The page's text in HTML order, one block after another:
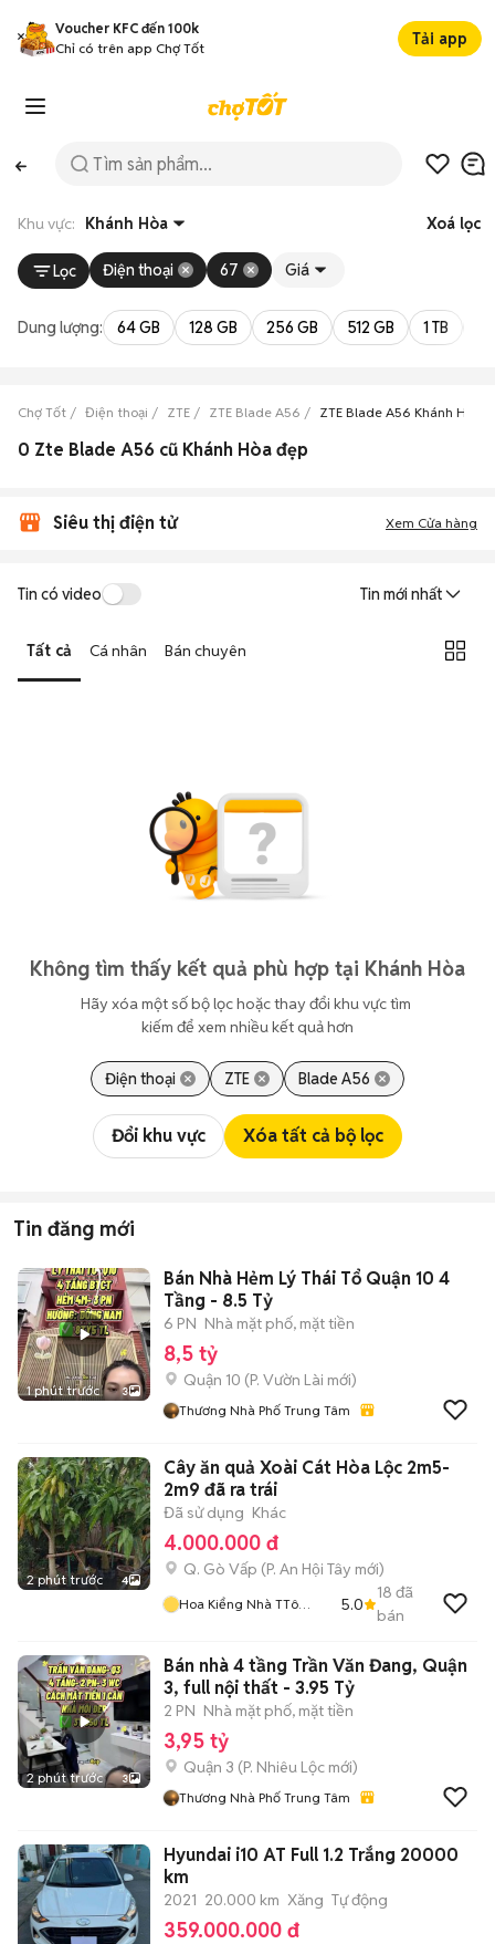
Voucher KFC đến 100k
Chỉ có trên app Chợ Tốt
Tải app
Khu vực: Khánh Hòa Xoá lọc
Lọc Điện thoại 67 Giá
Dung lượng: 64 GB 128 GB 256 GB 512 GB 1 TB
Chợ Tốt Điện thoại ZTE ZTE Blade A56 ZTE Blade A56 Khánh Hòa
0 Zte Blade A56 cũ Khánh Hòa đẹp
Siêu thị điện tử Xem Cửa hàng
Tin có video Tin mới nhất
Tất cả Cá nhân Bán chuyên
Không tìm thấy kết quả phù hợp tại Khánh Hòa
Hãy xóa một số bộ lọc hoặc thay đổi khu vực tìm
kiếm để xem nhiều kết quả hơn
Điện thoại ZTE Blade A56
Đổi khu vực Xóa tất cả bộ lọc
Tin đăng mới
1 phút trước 3
Bán Nhà Hẻm Lý Thái Tổ Quận 10 4
Tầng - 8.5 Tỷ
6 PN Nhà mặt phố, mặt tiền
8,5 tỷ
Quận 10 (P. Vườn Lài mới)
Thương Nhà Phố Trung Tâm
2 phút trước 4
Cây ăn quả Xoài Cát Hòa Lộc 2m5-
2m9 đã ra trái
Đã sử dụng Khác
4.000.000 đ
Q. Gò Vấp (P. An Hội Tây mới)
Hoa Kiểng Nhà TTô
5.0
18 đã
bán
2 phút trước 3
Bán nhà 4 tầng Trần Văn Đang, Quận
3, full nội thất - 3.95 Tỷ
2 PN Nhà mặt phố, mặt tiền
3,95 tỷ
Quận 3 (P. Nhiêu Lộc mới)
Thương Nhà Phố Trung Tâm
Hyundai i10 AT Full 1.2 Trắng 20000
km
2021 20.000 km Xăng Tự động
359.000.000 đ